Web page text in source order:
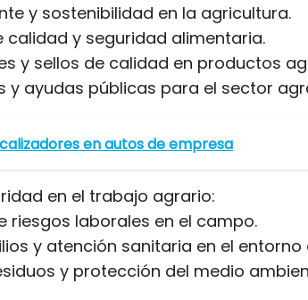
y sostenibilidad en la agricultura.
calidad y seguridad alimentaria.
y sellos de calidad en productos
y ayudas públicas para el sector
en autos de empresa
en el trabajo agrario:
riesgos laborales en el campo.
y atención sanitaria en el entorno
y protección del medio